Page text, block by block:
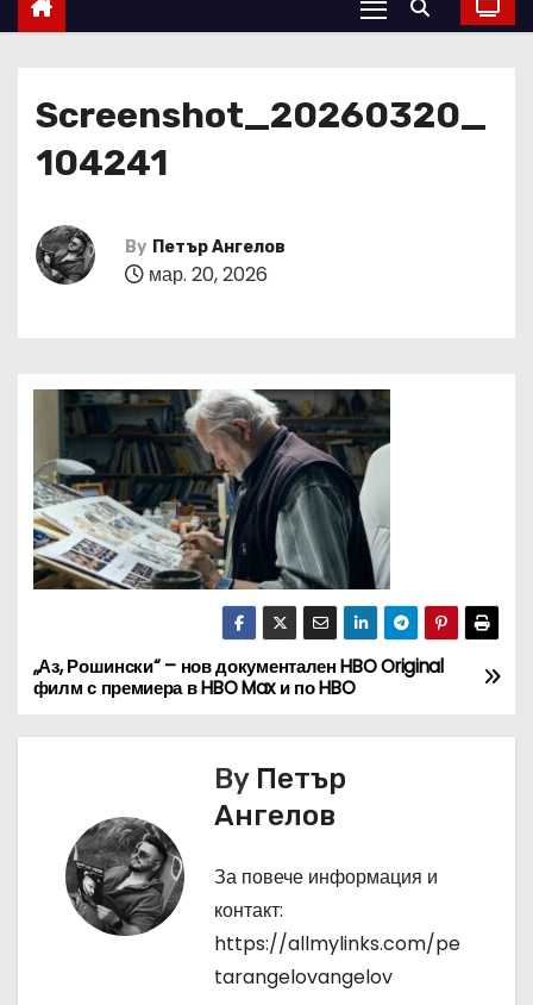
Screenshot_20260320_
104241
By Петър Ангелов
мар. 20, 2026
Н
а
„Аз, Рошински“ – нов документален HBO Original
филм с премиера в HBO Max и по HBO
By Петър
Ангелов
За повече информация и
контакт:
https://allmylinks.com/pe
tarangelovangelov